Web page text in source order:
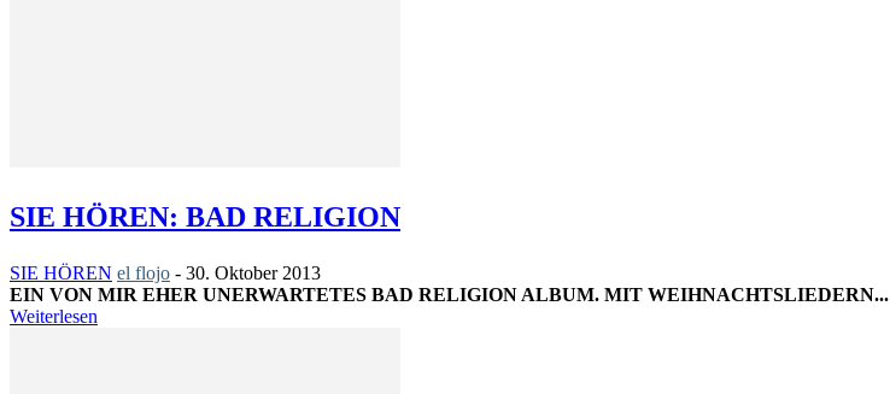
SIE HÖREN: BAD RELIGION
SIE HÖREN el flojo - 30. Oktober 2013
EIN VON MIR EHER UNERWARTETES BAD RELIGION ALBUM. MIT WEIHNACHTSLIEDERN...
Weiterlesen